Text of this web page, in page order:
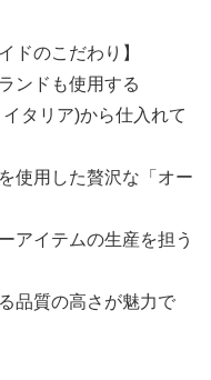
ドのこだわり】
ンドも使用する
タリア)から仕入れて
使用した贅沢な「オー
アイテムの生産を担う
品質の高さが魅力で